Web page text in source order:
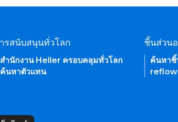
รสนับสนุนทั่วโลก
สำนักงาน Heller ครอบคลุมทั่วโลก
ค้นหาตัวแทน
ชิ้นส่วน
ค้นหาชิ้
reflow